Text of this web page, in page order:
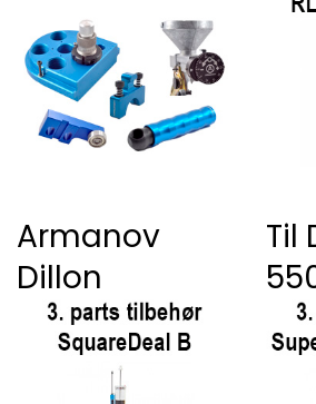
Armanov
Dillon
produkter
Til